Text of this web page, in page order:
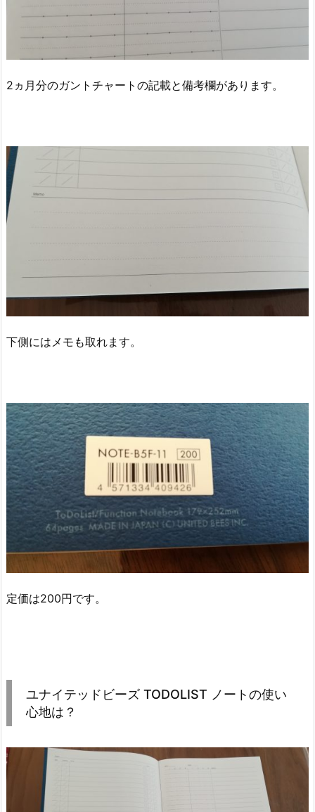
2ヵ月分のガントチャートの記載と備考欄があります。
下側にはメモも取れます。
定価は200円です。
ユナイテッドビーズ TODOLIST ノートの使い
心地は？